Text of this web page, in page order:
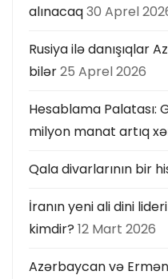
alınacaq30 Aprel
Rusiya ilə danışıqlar
bilər25 Aprel 2026
Hesablama Palatası:
milyon manat artıq
Qala divarlarının bir
İranın yeni ali dini
kimdir? 12 Mart 2026
Azərbaycan və